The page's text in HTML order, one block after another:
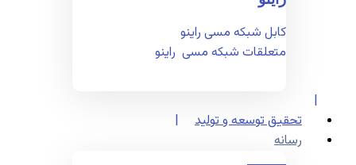
کابل شبکه مسی راینو
متعلقات شبکه مسی راینو
تحقیق توسعه و تولید
رسانه